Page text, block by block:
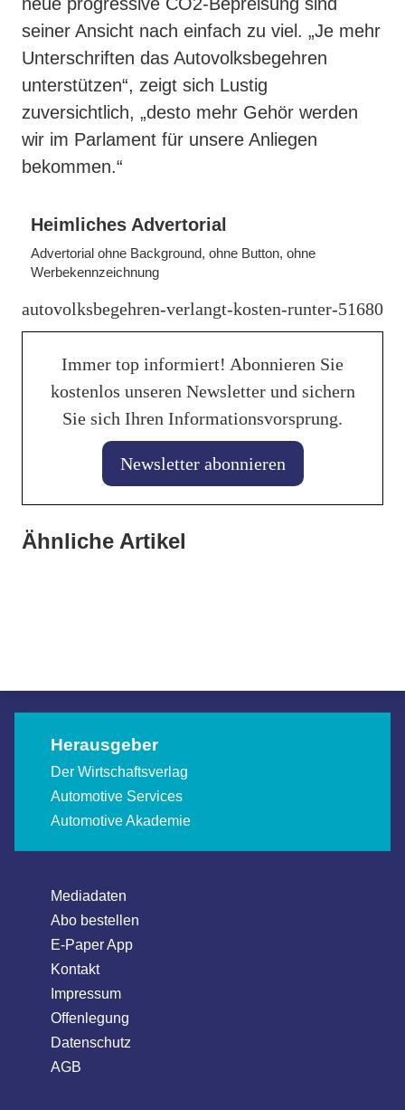
seiner Ansicht nach einfach zu viel. „Je mehr
Unterschriften das Autovolksbegehren
unterstützen“, zeigt sich Lustig
zuversichtlich, „desto mehr Gehör werden
wir im Parlament für unsere Anliegen
bekommen.“
Heimliches Advertorial
Advertorial ohne Background, ohne Button, ohne
Werbekennzeichnung
autovolksbegehren-verlangt-kosten-runter-51680
Immer top informiert! Abonnieren Sie
kostenlos unseren Newsletter und sichern
Sie sich Ihren Informationsvorsprung.
Newsletter abonnieren
Ähnliche Artikel
27. Januar 2026
Banner vertieft Zusammenarbeit mit
Gabriel Felbermayr analysiert die neue
Herausgeber
Der Wirtschaftsverlag
Automotive Services
Automotive Akademie
Mediadaten
Abo bestellen
E-Paper App
Kontakt
Impressum
Offenlegung
Datenschutz
AGB